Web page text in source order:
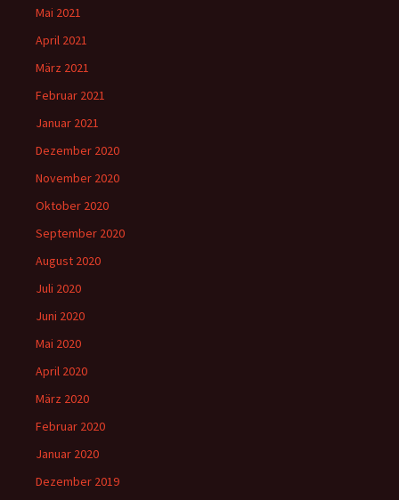
Mai 2021
April 2021
März 2021
Februar 2021
Januar 2021
Dezember 2020
November 2020
Oktober 2020
September 2020
August 2020
Juli 2020
Juni 2020
Mai 2020
April 2020
März 2020
Februar 2020
Januar 2020
Dezember 2019